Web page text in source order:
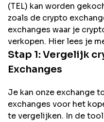
(TEL) kan worden
zoals de crypto
exchanges waar je
verkopen. Hier lees je
Stap 1: Vergelijk
Exchanges
Je kan onze exchange
exchanges voor het
te vergelijken. In de